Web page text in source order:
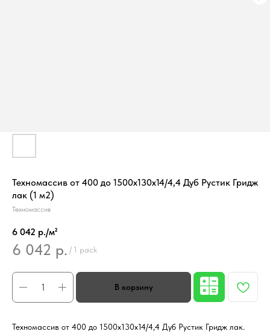
Техномассив от 400 до 1500х130х14/4,4 Дуб Рустик Гридж
лак (1 м2)
Техномассив
6 042 р./м²
6 042 р. / 1 pack
Техномассив от 400 до 1500х130х14/4,4 Дуб Рустик Гридж лак.